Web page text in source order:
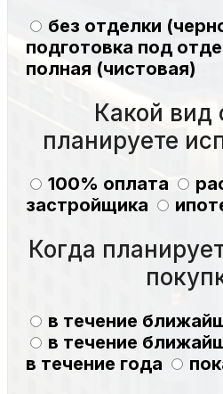
без отделки
подготовка под
полная (чистовая)
Какой вид
планируете
100% оплата
застройщика
Когда
в течение
в течение
в течение года